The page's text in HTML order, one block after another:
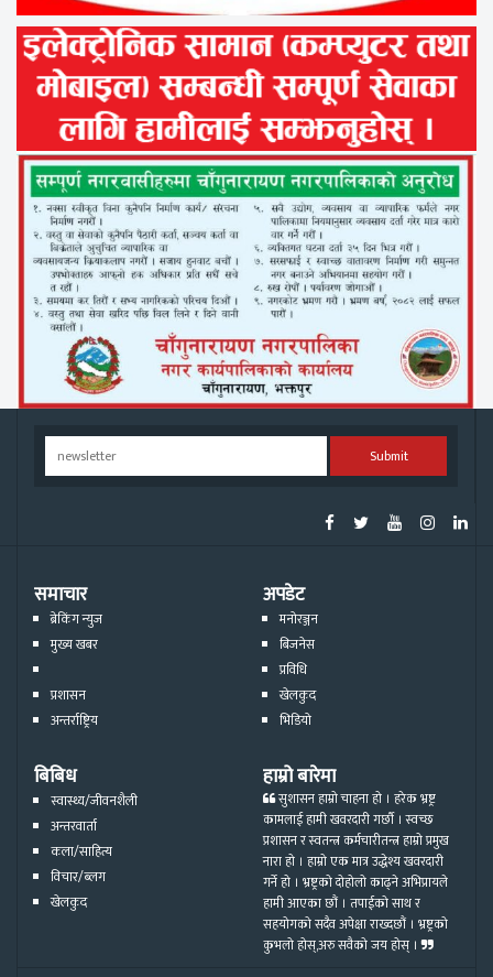
Submit
समाचार
ब्रेकिंग न्युज
मुख्य खबर
प्रशासन
अन्तर्राष्ट्रिय
अपडेट
मनोरञ्जन
बिजनेस
प्रविधि
खेलकुद
भिडियो
बिबिध
स्वास्थ्य/जीवनशैली
अन्तरवार्ता
कला/साहित्य
विचार/ब्लग
खेलकुद
हाम्रो बारेमा
सुशासन हाम्रो चाहना हो । हरेक भ्रष्ट्र
कामलाई हामी खवरदारी गर्छौ । स्वच्छ
प्रशासन र स्वतन्त्र कर्मचारीतन्त्र हाम्रो प्रमुख
नारा हो । हाम्रो एक मात्र उद्धेश्य खवरदारी
गर्ने हो । भ्रष्ट्रको दोहोलो काढ्ने अभिप्रायले
हामी आएका छौं । तपाईको साथ र
सहयोगको सदैव अपेक्षा राख्दछौं । भ्रष्ट्रको
कुभलो होस्,अरु सवैको जय होस् ।